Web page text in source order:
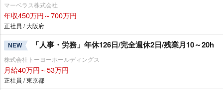
マーベラス株式会社
年収450万円～700万円
正社員 / 大阪府
NEW 「人事・労務」年休126日/完全週休2日/残業月10～20h
株式会社トーヨーホールディングス
月給40万円～53万円
正社員 / 東京都